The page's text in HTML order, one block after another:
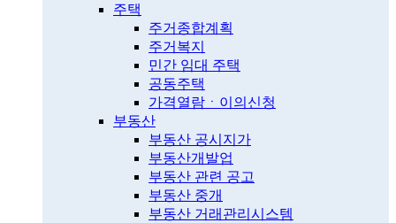
주택
주거종합계획
주거복지
민간 임대 주택
공동주택
가격열람ㆍ이의신청
부동산
부동산 공시지가
부동산개발업
부동산 관련 공고
부동산 중개
부동산 거래관리시스템